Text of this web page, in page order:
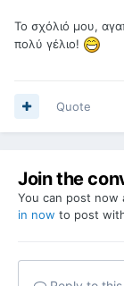
Το σχόλιό μου,
πολύ γέλιο!
Quote
Join the
You can post now
in now to post